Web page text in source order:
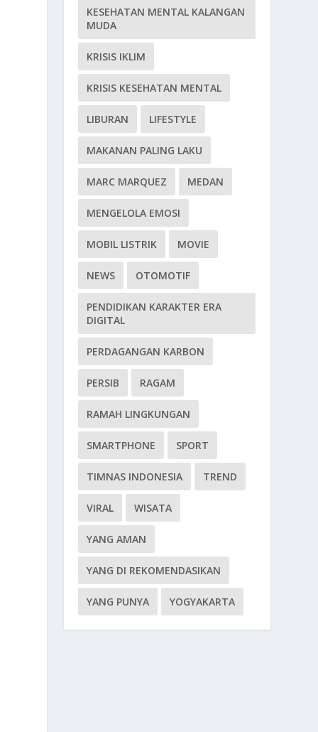
KESEHATAN MENTAL KALANGAN
MUDA
KRISIS IKLIM
KRISIS KESEHATAN MENTAL
LIBURAN LIFESTYLE
MAKANAN PALING LAKU
MARC MARQUEZ MEDAN
MENGELOLA EMOSI
MOBIL LISTRIK MOVIE
NEWS OTOMOTIF
PENDIDIKAN KARAKTER ERA
DIGITAL
PERDAGANGAN KARBON
PERSIB RAGAM
RAMAH LINGKUNGAN
SMARTPHONE SPORT
TIMNAS INDONESIA TREND
VIRAL WISATA
YANG AMAN
YANG DI REKOMENDASIKAN
YANG PUNYA YOGYAKARTA